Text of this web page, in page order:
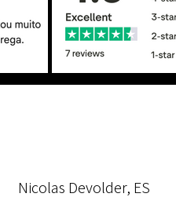
Nicolas Devolder, ES